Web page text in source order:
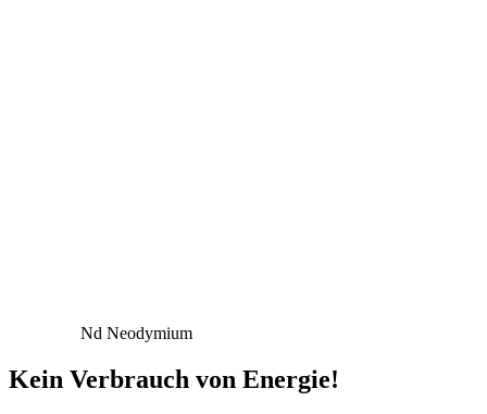
Nd Neodymium
Kein Verbrauch von Energie!